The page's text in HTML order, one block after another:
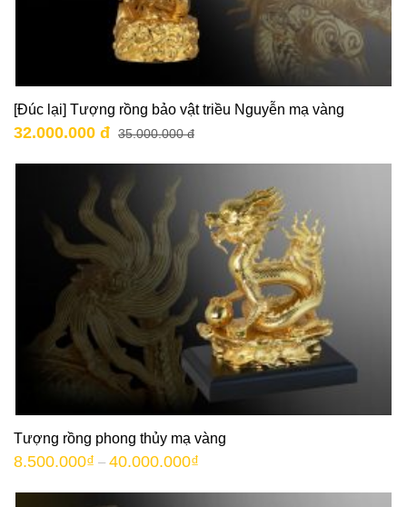
[Đúc lại] Tượng rồng bảo vật triều Nguyễn mạ vàng
32.000.000 đ 35.000.000 đ
Tượng rồng phong thủy mạ vàng
8.500.000₫ – 40.000.000₫